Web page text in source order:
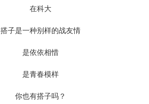
在科大
搭子是一种别样的战友情
是依依相惜
是青春模样
你也有搭子吗？